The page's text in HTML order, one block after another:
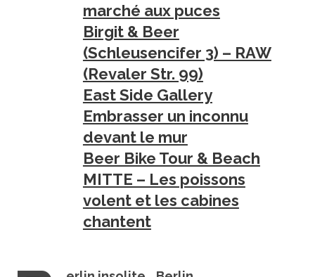
marché aux puces
Birgit & Beer
(Schleusencifer 3) – RAW
(Revaler Str. 99)
East Side Gallery
Embrasser un inconnu
devant le mur
Beer Bike Tour & Beach
MITTE – Les poissons
volent et les cabines
chantent